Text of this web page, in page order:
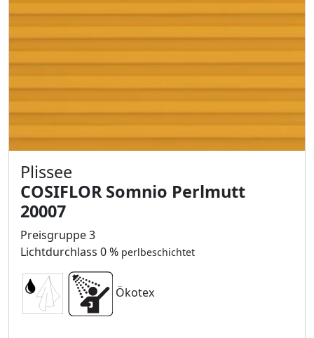
Plissee
COSIFLOR Somnio Perlmutt
20007
Preisgruppe 3
Lichtdurchlass 0 % perlbeschichtet
Ökotex